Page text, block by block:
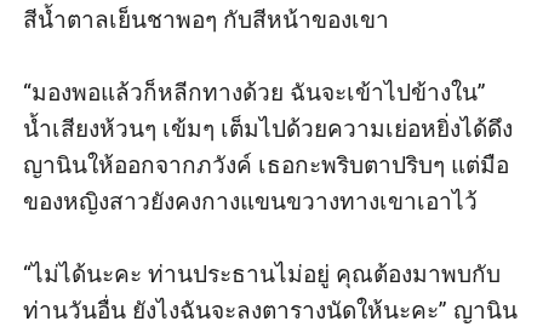
สีน้ำตาลเย็นชาพอๆ กับสีหน้าของเขา
“มองพอแล้วก็หลีกทางด้วย ฉันจะเข้าไปข้างใน”
น้ำเสียงห้วนๆ เข้มๆ เต็มไปด้วยความเย่อหยิ่งได้ดึง
ญานินให้ออกจากภวังค์ เธอกะพริบตาปริบๆ แต่มือ
ของหญิงสาวยังคงกางแขนขวางทางเขาเอาไว้
“ไม่ได้นะคะ ท่านประธานไม่อยู่ คุณต้องมาพบกับ
ท่านวันอื่น ยังไงฉันจะลงตารางนัดให้นะคะ” ญานิน